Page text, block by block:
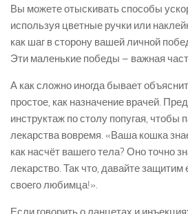
Вы можете отыскивать способы
используя цветные ручки или
как шаг в сторону вашей личной
Эти маленькие победы – важная
А как сложно иногда бывает
простое, как назначение врачей.
инструктаж по столу попугая, чтобы
лекарства вовремя. «Ваша кошка
как насчёт вашего тела? Оно точно
лекарство. Так что, давайте
своего любимца!».